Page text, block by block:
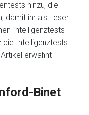
hinzu, die
damit ihr als Leser
Intelligenztests
die Intelligenztests
erwähnt
Binet